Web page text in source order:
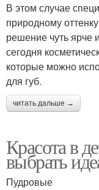
В этом случае
природному
решение чуть ярче
сегодня
которые можно
для губ.
читать дальше →
Красота в
выбрать
Пудровые